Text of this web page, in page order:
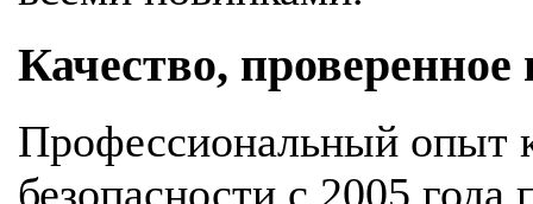
Качество,
Профессиональный опыт
безопасности с 2005 года